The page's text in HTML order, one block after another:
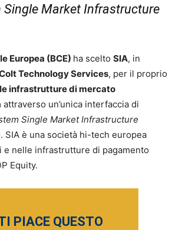
Single Market Infrastructure
Europea (BCE) ha scelto SIA, in
Technology Services, per il proprio
infrastrutture di mercato
attraverso un’unica interfaccia di
Single Market Infrastructure
SIA è una società hi-tech europea
e nelle infrastrutture di pagamento
Equity.
PIACE QUESTO